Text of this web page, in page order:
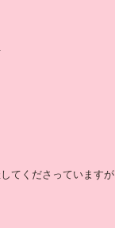
てくださっています